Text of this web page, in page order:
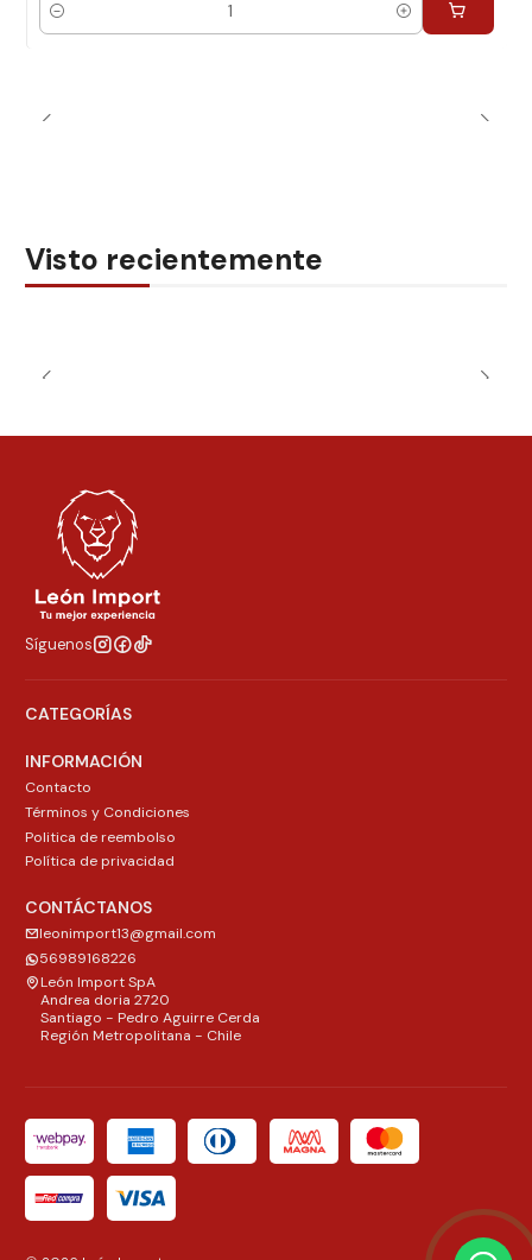
Cantidad
Visto recientemente
Síguenos
CATEGORÍAS
INFORMACIÓN
Contacto
Términos y Condiciones
Politica de reembolso
Política de privacidad
CONTÁCTANOS
leonimport13@gmail.com
56989168226
León Import SpA
Andrea doria 2720
Santiago - Pedro Aguirre Cerda
Región Metropolitana - Chile